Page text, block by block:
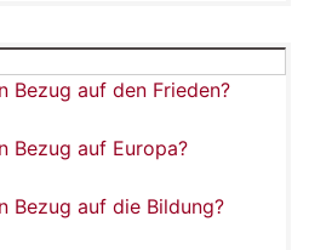
Bezug auf den Frieden?
Bezug auf Europa?
Bezug auf die Bildung?